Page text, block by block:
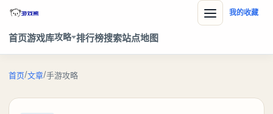
首页游戏库攻略 排行榜搜索站点地图
我的收藏
首页/文章/手游攻略